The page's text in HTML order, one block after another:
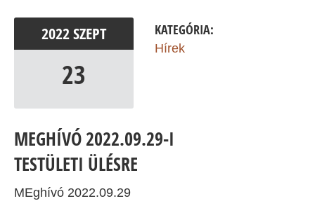
2022SZEPT
23
KATEGÓRIA:
Hírek
MEGHÍVÓ 2022.09.29-I
TESTÜLETI ÜLÉSRE
MEghívó 2022.09.29